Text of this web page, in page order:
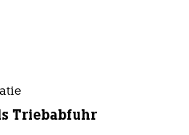
Triebabfuhr